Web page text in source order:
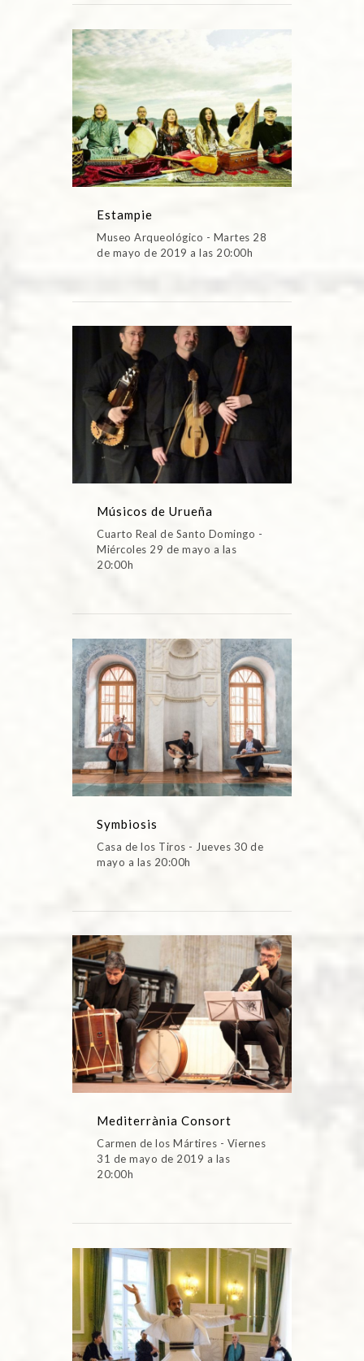
Estampie
Museo Arqueológico - Martes 28
de mayo de 2019 a las 20:00h
Músicos de Urueña
Cuarto Real de Santo Domingo -
Miércoles 29 de mayo a las
20:00h
Symbiosis
Casa de los Tiros - Jueves 30 de
mayo a las 20:00h
Mediterrània Consort
Carmen de los Mártires - Viernes
31 de mayo de 2019 a las
20:00h